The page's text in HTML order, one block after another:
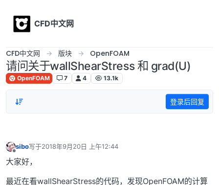
CFD中文网
CFD中文网 版块 OpenFOAM
请问关于wallShearStress 和 grad(U)
OpenFOAM 7 4 13.1k
登录后回复
sibo写于2018年9月20日 上午12:44
最后由 编辑
大家好，
最近在看wallShearStress的代码，发现OpenFOAM的计算